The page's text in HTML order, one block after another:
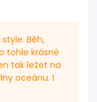
Běh,
tohle krásné
tak ležet na
oceánu. I